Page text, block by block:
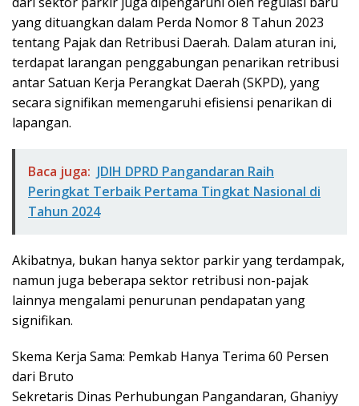
yang dituangkan dalam Perda Nomor 8 Tahun 2023
tentang Pajak dan Retribusi Daerah. Dalam aturan ini,
terdapat larangan penggabungan penarikan retribusi
antar Satuan Kerja Perangkat Daerah (SKPD), yang
secara signifikan memengaruhi efisiensi penarikan di
lapangan.
Baca juga: JDIH DPRD Pangandaran Raih
Peringkat Terbaik Pertama Tingkat Nasional di
Tahun 2024
Akibatnya, bukan hanya sektor parkir yang terdampak,
namun juga beberapa sektor retribusi non-pajak
lainnya mengalami penurunan pendapatan yang
signifikan.
Skema Kerja Sama: Pemkab Hanya Terima 60 Persen
dari Bruto
Sekretaris Dinas Perhubungan Pangandaran, Ghaniyy